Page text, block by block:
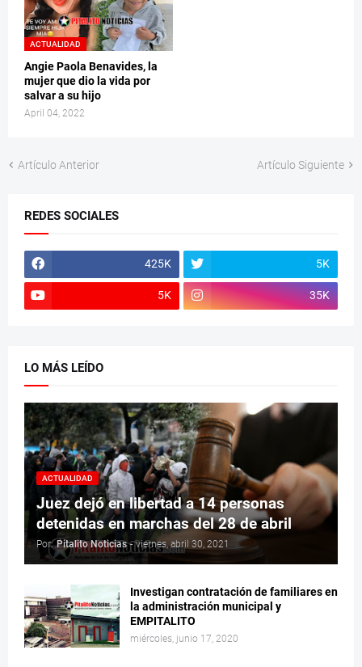
ACTUALIDAD
Angie Paola Benavides, la
mujer que dio la vida por
salvar a su hijo
April 04, 2022
Artículo Anterior Artículo Siguiente
REDES SOCIALES
425K 5K
5K 35K
LO MÁS LEÍDO
ACTUALIDAD
Juez dejó en libertad a 14 personas
detenidas en marchas del 28 de abril
Por: Pitalito Noticias - viernes, abril 30, 2021
Investigan contratación de familiares en
la administración municipal y
EMPITALITO
miércoles, junio 17, 2020